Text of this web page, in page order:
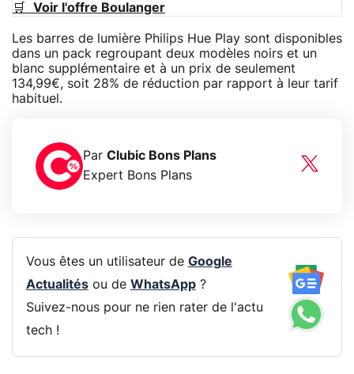
🛒 Voir l'offre Boulanger
Les barres de lumière Philips Hue Play sont disponibles
dans un pack regroupant deux modèles noirs et un
blanc supplémentaire et à un prix de seulement
134,99€, soit 28% de réduction par rapport à leur tarif
habituel.
Par Clubic Bons Plans
Expert Bons Plans
Vous êtes un utilisateur de Google
Actualitésou de WhatsApp?
Suivez-nous pour ne rien rater de l'actu
tech !